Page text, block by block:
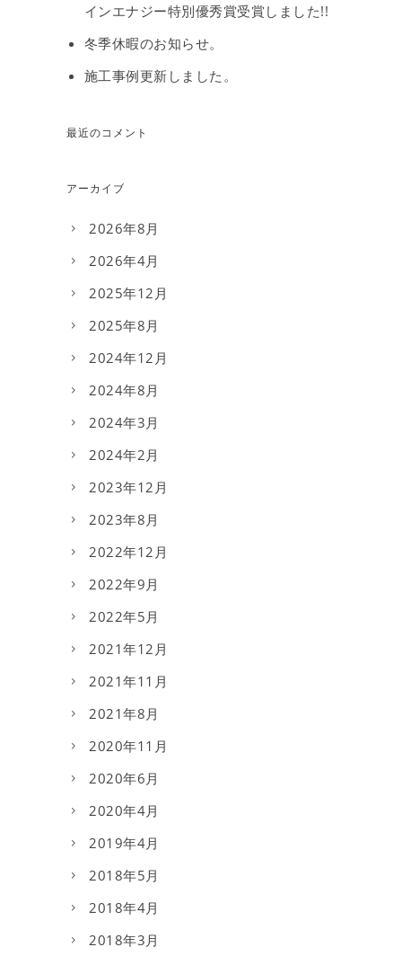
インエナジー特別優秀賞受賞しました!!
冬季休暇のお知らせ。
施工事例更新しました。
最近のコメント
アーカイブ
2026年8月
2026年4月
2025年12月
2025年8月
2024年12月
2024年8月
2024年3月
2024年2月
2023年12月
2023年8月
2022年12月
2022年9月
2022年5月
2021年12月
2021年11月
2021年8月
2020年11月
2020年6月
2020年4月
2019年4月
2018年5月
2018年4月
2018年3月